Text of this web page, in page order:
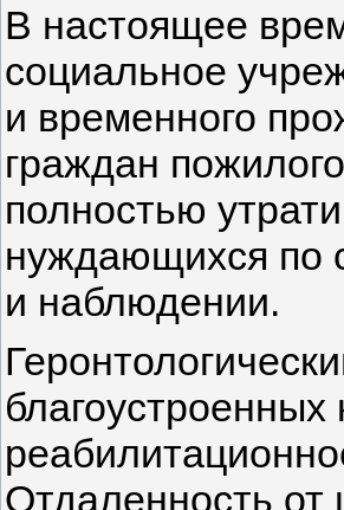
В настоящее
социальное
и временного
граждан
полностью
нуждающихся по
и наблюдении.
Отдаленность от